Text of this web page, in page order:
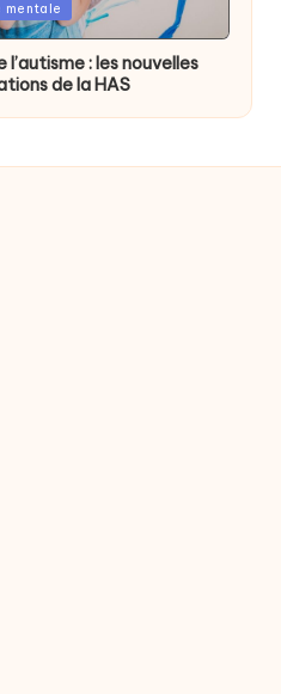
mentale
: les nouvelles
de la HAS